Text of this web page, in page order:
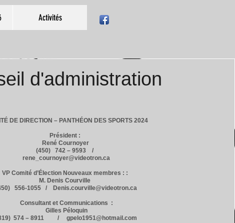
Activités
d'administration
DE DIRECTION – PANTHÉON DES SPORTS 2024
Président :
René Cournoyer
(450) 742 – 9593 /
rene_cournoyer@videotron.ca
VP Comité d’Élection Nouveaux membres : :
M. Denis Courville
556-1055 / Denis.courville@videotron.ca
Consultant et Communications :
Gilles Péloquin
574 – 8911 / gpelo1951@hotmail.com